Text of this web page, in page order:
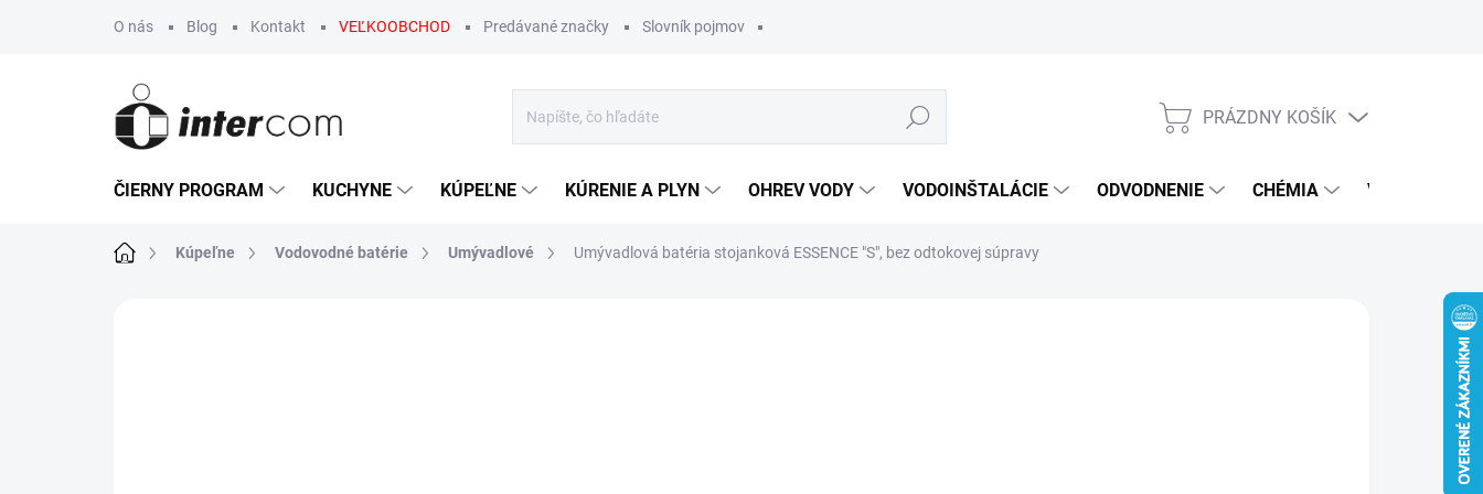
O nás Blog Kontakt VEĽKOOBCHOD Predávané značky Slovník pojmov
Hľadať
NÁKUPNÝ
PRÁZDNY KOŠÍK
ČIERNY PROGRAM KUCHYNE KÚPEĽNE KÚRENIE A PLYN OHREV VODY VODOINŠTALÁCIE ODVODNENIE CHÉMIA VEREJNÝ
DomovKúpeľne Vodovodné batérie Umývadlové Umývadlová batéria stojanková ESSENCE "S", bez odtokovej súpravy